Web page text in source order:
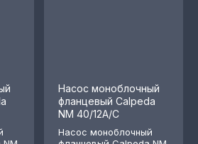
Насос моноблочный
фланцевый Calpeda
NM 40/12A/C
Насос моноблочный